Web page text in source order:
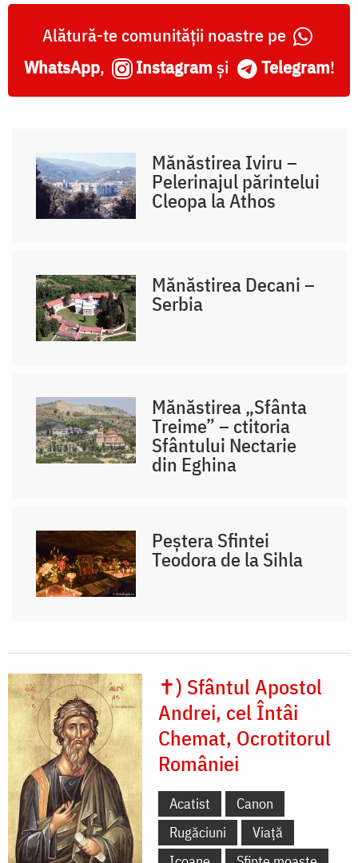
Alătură-te comunității noastre pe
WhatsApp, Instagram și Telegram!
Mănăstirea Iviru –
Pelerinajul părintelui
Cleopa la Athos
Mănăstirea Decani –
Serbia
Mănăstirea „Sfânta
Treime” – ctitoria
Sfântului Nectarie
din Eghina
Peștera Sfintei
Teodora de la Sihla
✝) Sfântul Apostol
Andrei, cel Întâi
Chemat, Ocrotitorul
României
Acatist
Canon
Rugăciuni
Viață